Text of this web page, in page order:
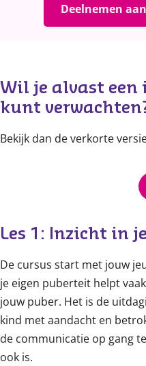
Deelnemen
Wil je alvast een
kunt
Bekijk dan de verkorte
Les 1: Inzicht in
De cursus start met jouw
je eigen puberteit helpt
jouw puber. Het is de
kind met aandacht en
de communicatie op gang
ook is.